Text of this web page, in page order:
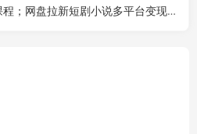
小说多平台变现，从入门到高阶零基础也能轻松上手实操